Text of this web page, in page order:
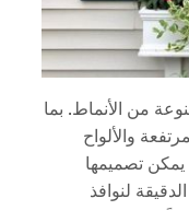
من الأنماط. بما
والألواح
يمكن تصميمها
لنوافذ